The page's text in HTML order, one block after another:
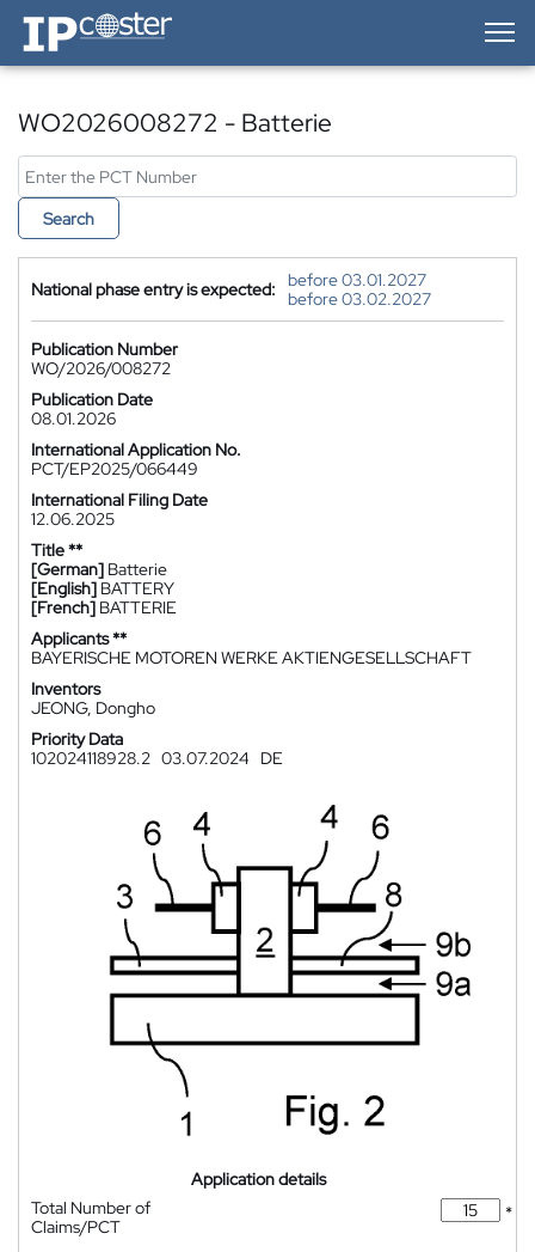
IP-Coster — Home
WO2026008272 - Batterie
Search
National phase entry is expected:
before 03.01.2027
before 03.02.2027
Publication Number
WO/2026/008272
Publication Date
08.01.2026
International Application No.
PCT/EP2025/066449
International Filing Date
12.06.2025
Title **
[German] Batterie
[English] BATTERY
[French] BATTERIE
Applicants **
BAYERISCHE MOTOREN WERKE AKTIENGESELLSCHAFT
Inventors
JEONG, Dongho
Priority Data
102024118928.2 03.07.2024 DE
Application details
Total Number of
Claims/PCT
*